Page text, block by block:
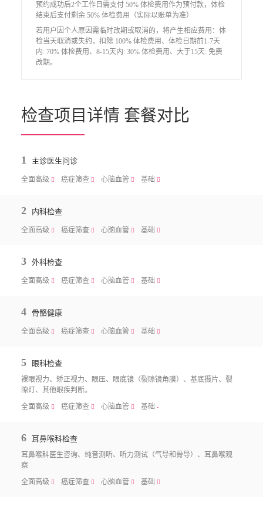
预约成功后2个工作日需支付 50% 体检费用作为预付款，体检
结束后支付剩余 50% 体检费用（实际以账单为准）
若用户因个人原因需临时改期或取消的，将产生相应费用：体
检当天取消或失约，扣除 100% 体检费用、体检日期前1-7天
内: 70% 体检费用、8-15天内: 30% 体检费用、大于15天: 免费
改期。
检查项目详情 套餐对比
1 主诊医生问诊
全面高级 􀧙 癌症筛查 􀧙 心脑血管 􀧙 基础 􀧙
2 内科检查
全面高级 􀧙 癌症筛查 􀧙 心脑血管 􀧙 基础 􀧙
3 外科检查
全面高级 􀧙 癌症筛查 􀧙 心脑血管 􀧙 基础 􀧙
4 骨骼健康
全面高级 􀧙 癌症筛查 􀧙 心脑血管 􀧙 基础 􀧙
5 眼科检查
裸眼视力、矫正视力、眼压、眼底镜（裂隙镜角膜）、基底摄片、裂
隙灯、其他眼疾判断。
全面高级 􀧙 癌症筛查 􀧙 心脑血管 􀧙 基础 -
6 耳鼻喉科检查
耳鼻喉科医生咨询、纯音测听、听力测试（气导和骨导）、耳鼻喉观
察
全面高级 􀧙 癌症筛查 􀧙 心脑血管 􀧙 基础 􀧙